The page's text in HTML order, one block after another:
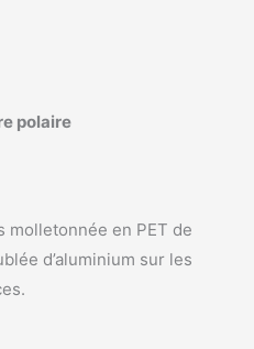
polaire
molletonnée en PET de
d’aluminium sur les